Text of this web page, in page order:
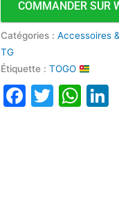
COMMANDER SUR
Catégories :Accessoires
TG
Étiquette :TOGO
Facebook
Twitter